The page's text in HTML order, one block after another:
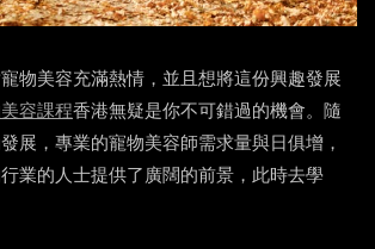
物美容充滿熱情，並且想將這份興趣發展
容課程香港無疑是你不可錯過的機會。隨
展，專業的寵物美容師需求量與日俱增，
業的人士提供了廣闊的前景，此時去學